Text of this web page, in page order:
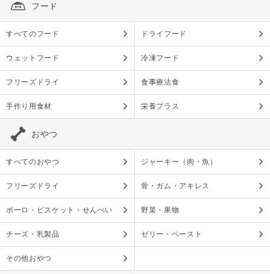
フード
すべてのフード ドライフード
ウェットフード 冷凍フード
フリーズドライ 食事療法食
手作り用食材 栄養プラス
おやつ
すべてのおやつ ジャーキー（肉・魚）
フリーズドライ 骨・ガム・アキレス
ボーロ・ビスケット・せんべい 野菜・果物
チーズ・乳製品 ゼリー・ペースト
その他おやつ